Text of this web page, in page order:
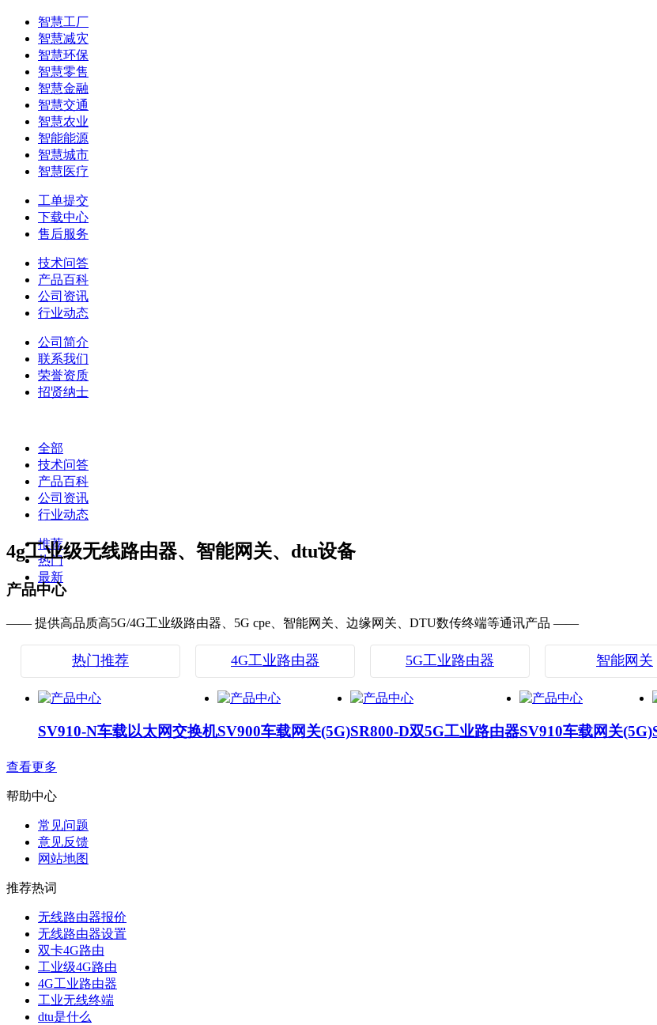
智慧工厂
智慧减灾
智慧环保
智慧零售
智慧金融
智慧交通
智慧农业
智能能源
智慧城市
智慧医疗
工单提交
下载中心
售后服务
技术问答
产品百科
公司资讯
行业动态
公司简介
联系我们
荣誉资质
招贤纳士
全部
技术问答
产品百科
公司资讯
行业动态
推荐
热门
最新
4g工业级无线路由器、智能网关、dtu设备
产品中心
—— 提供高品质高5G/4G工业级路由器、5G cpe、智能网关、边缘网关、DTU数传终端等通讯产品 ——
热门推荐 4G工业路由器 5G工业路由器 智能网关
SV910-N车载以太网交换机SV900车载网关(5G)SR800-D双5G工业路由器SV910车载网关(5G)
查看更多
帮助中心
常见问题
意见反馈
网站地图
推荐热词
无线路由器报价
无线路由器设置
双卡4G路由
工业级4G路由
4G工业路由器
工业无线终端
dtu是什么